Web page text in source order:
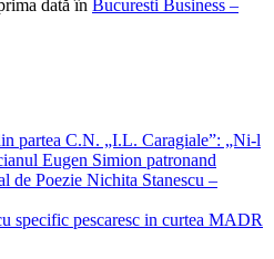
dată în Bucuresti Business –
partea C.N. „I.L. Caragiale”: „Ni-l
Eugen Simion patronand
de Poezie Nichita Stanescu –
specific pescaresc in curtea MADR